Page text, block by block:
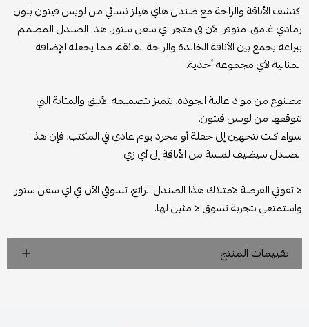
اكتشف الأناقة والراحة مع صندل هاي هيلز نسائي من لويس فيتون بلون
رمادي غامق، متوفر الآن في متجر اي سفن ستور. هذا الصندل المصمم
ببراعة يجمع بين الأناقة الخالدة والراحة الفائقة، مما يجعله الإضافة
المثالية لأي مجموعة أحذية.
مصنوع من مواد عالية الجودة، يتميز بتصميمه الأنيق والمتانة التي
تتوقعها من لويس فيتون.
سواء كنت تتجهين إلى حفلة أو مجرد يوم عادي في المكتب، فإن هذا
الصندل سيضيف لمسة من الأناقة إلى أي زي.
لا تفوتي الفرصة لامتلاك هذا الصندل الرائع، تسوقي الآن في اي سفن ستور
واستمتعي بتجربة تسوق لا مثيل لها.
تقييمات المنتج